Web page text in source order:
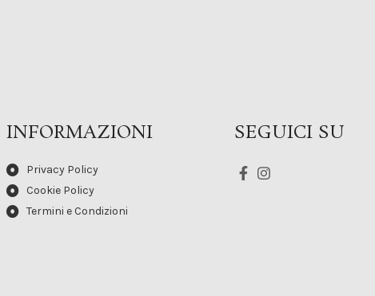
INFORMAZIONI
Privacy Policy
Cookie Policy
Termini e Condizioni
SEGUICI SU